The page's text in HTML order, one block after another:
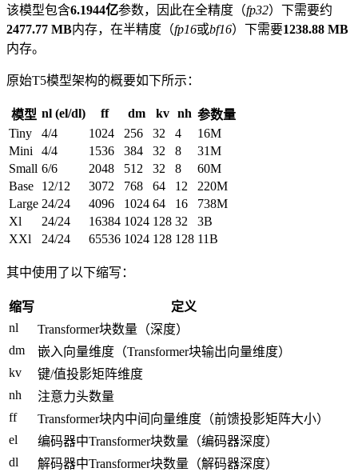
该模型包含6.1944亿参数，因此在全精度（fp32）下需要约
2477.77 MB内存，在半精度（fp16或bf16）下需要1238.88 MB
内存。
原始T5模型架构的概要如下所示：
模型 nl (el/dl) ff dm kv nh 参数量
Tiny
4/4 1024 256 32 4
16M
Mini
4/4 1536 384 32 8
31M
Small 6/6 2048 512 32 8
60M
Base
12/12 3072 768 64 12
220M
Large 24/24 4096 1024 64 16
738M
Xl
24/24 16384 1024 128 32
3B
XXl
24/24 65536 1024 128 128 11B
其中使用了以下缩写：
缩写
定义
nl
Transformer块数量（深度）
dm
嵌入向量维度（Transformer块输出向量维度）
kv
键/值投影矩阵维度
nh
注意力头数量
ff
Transformer块内中间向量维度（前馈投影矩阵大小）
el
编码器中Transformer块数量（编码器深度）
dl
解码器中Transformer块数量（解码器深度）